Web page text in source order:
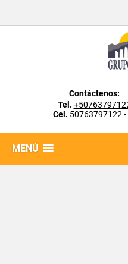
Contáctenos:
Tel.
Cel. 50763797122 -
MENÚ